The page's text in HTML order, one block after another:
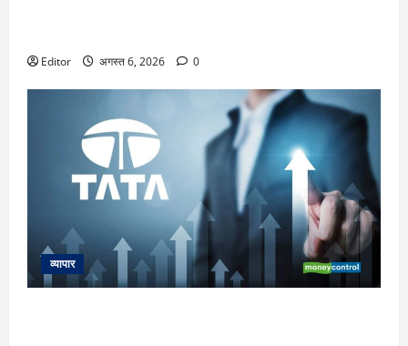
Editor अगस्त 6, 2026 0
व्यापार